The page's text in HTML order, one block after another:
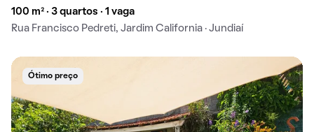
100 m² · 3 quartos · 1 vaga
Rua Francisco Pedreti, Jardim California · Jundiaí
Ótimo preço